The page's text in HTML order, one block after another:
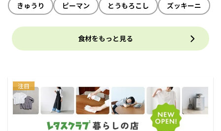
きゅうり
ピーマン とうもろこし ズッキーニ
食材をもっと見る
注目